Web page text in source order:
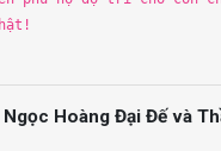
Hoàng Đại Đế và